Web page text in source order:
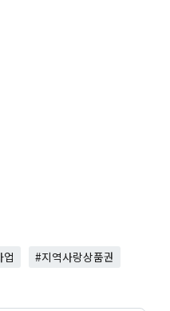
#지역사랑상품권